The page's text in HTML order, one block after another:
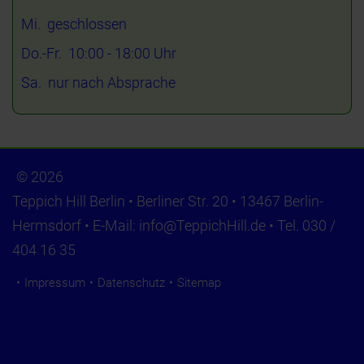
Mi. geschlossen
Do.-Fr. 10:00 - 18:00 Uhr
Sa. nur nach Absprache
© 2026
Teppich Hill Berlin • Berliner Str. 20 • 13467 Berlin-
Hermsdorf • E-Mail: info@TeppichHill.de • Tel. 030 /
404 16 35
Impressum Datenschutz Sitemap